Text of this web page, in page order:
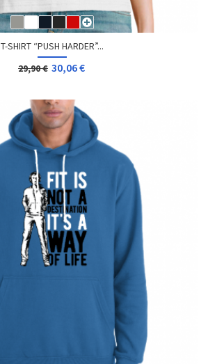
T-SHIRT “PUSH HARDER”...
29,90 € 30,06 €